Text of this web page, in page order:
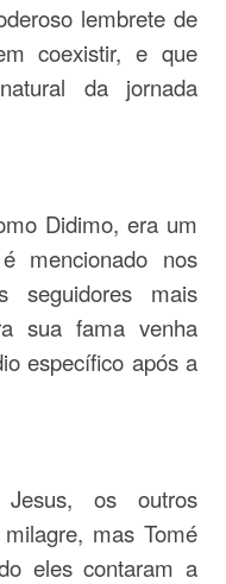
lembrete de
coexistir, e que
da jornada
Didimo, era um
mencionado nos
seguidores mais
sua fama venha
específico após a
os outros
mas Tomé
eles contaram a